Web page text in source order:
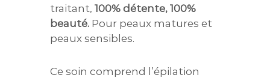
traitant, 100% détente, 100%
beauté. Pour peaux matures et
peaux sensibles.
Ce soin comprend l’épilation